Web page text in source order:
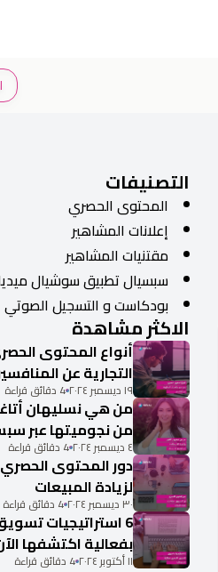
التصنيفات
المحتوى الحصري
إعلانات المشاهير
مقتنيات المشاهير
سبسيال تطبيق سوشيال
بودكاست و التسجيل الصوتي
الاكثر مشاهدة
أنواع المحتوى
التجارية عن
١٩ ديسمبر ٢٠٢٤ 4 دقائق قراءة
من هي نسليهان
من نجوميتها عبر
٤ ديسمبر ٢٠٢٤ 4 دقائق قراءة
دور المحتوى
لزيادة المبيعات
٣٠ ديسمبر ٢٠٢٤ 4 دقائق قراءة
6 استراتيجيات
بفعالية اكتشفها
١١ أكتوبر ٢٠٢٤ 4 دقائق قراءة